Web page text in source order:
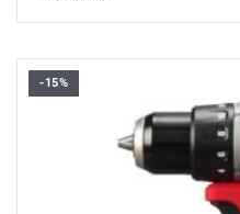
Milwaukee M18 BLDDRC to
wiertarko-wkrętarka o
stosunek mocy do rozmiaru
13 mm, wskaźnikiem poziomu
kompatybilnością z systemem
Kup produkt objęty promocją
zarejestruj fakturę i odbierz
-15%